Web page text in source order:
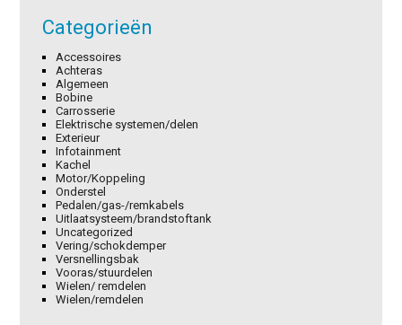
Categorieën
Accessoires
Achteras
Algemeen
Bobine
Carrosserie
Elektrische systemen/delen
Exterieur
Infotainment
Kachel
Motor/Koppeling
Onderstel
Pedalen/gas-/remkabels
Uitlaatsysteem/brandstoftank
Uncategorized
Vering/schokdemper
Versnellingsbak
Vooras/stuurdelen
Wielen/ remdelen
Wielen/remdelen